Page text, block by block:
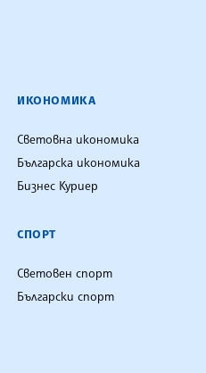
ИКОНОМИКА
Световна икономика
Българска икономика
Бизнес Куриер
СПОРТ
Световен спорт
Български спорт